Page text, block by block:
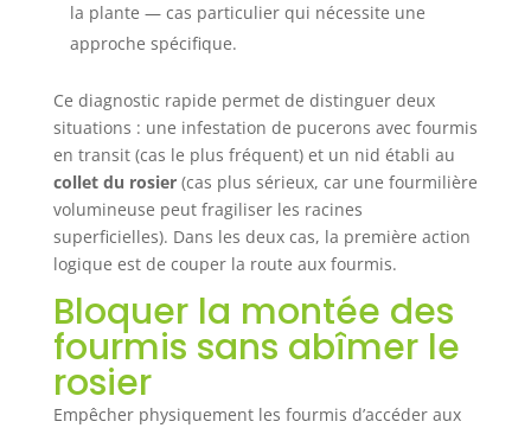
la plante — cas particulier qui nécessite une
approche spécifique.
Ce diagnostic rapide permet de distinguer deux
situations : une infestation de pucerons avec fourmis
en transit (cas le plus fréquent) et un nid établi au
collet du rosier(cas plus sérieux, car une fourmilière
volumineuse peut fragiliser les racines
superficielles). Dans les deux cas, la première action
logique est de couper la route aux fourmis.
Bloquer la montée des
fourmis sans abîmer le
rosier
Empêcher physiquement les fourmis d’accéder aux